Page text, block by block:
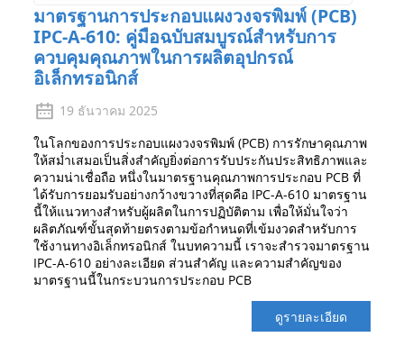
มาตรฐานการประกอบแผงวงจรพิมพ์ (PCB)
IPC-A-610: คู่มือฉบับสมบูรณ์สำหรับการ
ควบคุมคุณภาพในการผลิตอุปกรณ์
อิเล็กทรอนิกส์
19 ธันวาคม 2025
ในโลกของการประกอบแผงวงจรพิมพ์ (PCB) การรักษาคุณภาพ
ให้สม่ำเสมอเป็นสิ่งสำคัญยิ่งต่อการรับประกันประสิทธิภาพและ
ความน่าเชื่อถือ หนึ่งในมาตรฐานคุณภาพการประกอบ PCB ที่
ได้รับการยอมรับอย่างกว้างขวางที่สุดคือ IPC-A-610 มาตรฐาน
นี้ให้แนวทางสำหรับผู้ผลิตในการปฏิบัติตาม เพื่อให้มั่นใจว่า
ผลิตภัณฑ์ขั้นสุดท้ายตรงตามข้อกำหนดที่เข้มงวดสำหรับการ
ใช้งานทางอิเล็กทรอนิกส์ ในบทความนี้ เราจะสำรวจมาตรฐาน
IPC-A-610 อย่างละเอียด ส่วนสำคัญ และความสำคัญของ
มาตรฐานนี้ในกระบวนการประกอบ PCB
ดูรายละเอียด